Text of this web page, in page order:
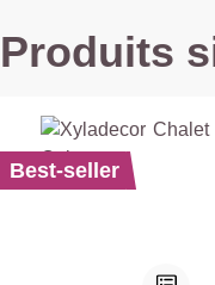
Produits
Best-seller